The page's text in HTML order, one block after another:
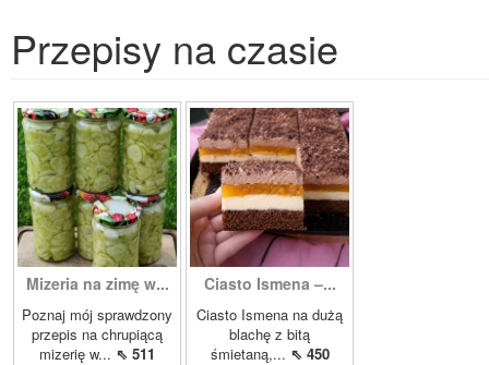
Przepisy na czasie
Mizeria na zimę w...
Poznaj mój sprawdzony
przepis na chrupiącą
mizerię w... ⇖ 511
Ciasto Ismena –...
Ciasto Ismena na dużą
blachę z bitą
śmietaną,... ⇖ 450